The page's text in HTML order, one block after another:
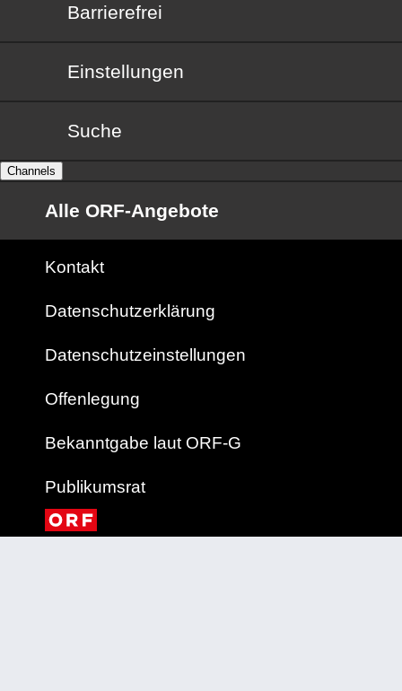
Barrierefrei
Barrierefrei
Einstellungen
Suche
Channels
Alle ORF-Angebote
Kontakt
Datenschutzerklärung
Datenschutzeinstellungen
Offenlegung
Bekanntgabe laut ORF-G
Publikumsrat